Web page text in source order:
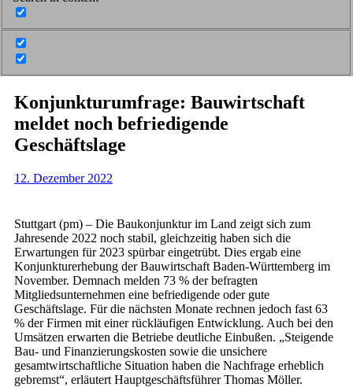
Konjunkturumfrage: Bauwirtschaft
meldet noch befriedigende
Geschäftslage
12. Dezember 2022
Stuttgart (pm) – Die Baukonjunktur im Land zeigt sich zum
Jahresende 2022 noch stabil, gleichzeitig haben sich die
Erwartungen für 2023 spürbar eingetrübt. Dies ergab eine
Konjunkturerhebung der Bauwirtschaft Baden-Württemberg im
November. Demnach melden 73 % der befragten
Mitgliedsunternehmen eine befriedigende oder gute
Geschäftslage. Für die nächsten Monate rechnen jedoch fast 63
% der Firmen mit einer rückläufigen Entwicklung. Auch bei den
Umsätzen erwarten die Betriebe deutliche Einbußen. „Steigende
Bau- und Finanzierungskosten sowie die unsichere
gesamtwirtschaftliche Situation haben die Nachfrage erheblich
gebremst“, erläutert Hauptgeschäftsführer Thomas Möller.